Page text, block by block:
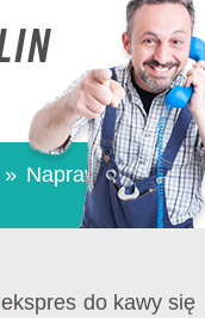
Naprawa
do kawy się